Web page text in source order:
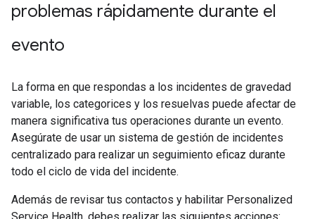
problemas rápidamente durante el
evento
La forma en que respondas a los incidentes de gravedad
variable, los categorices y los resuelvas puede afectar de
manera significativa tus operaciones durante un evento.
Asegúrate de usar un sistema de gestión de incidentes
centralizado para realizar un seguimiento eficaz durante
todo el ciclo de vida del incidente.
Además de revisar tus contactos y habilitar Personalized